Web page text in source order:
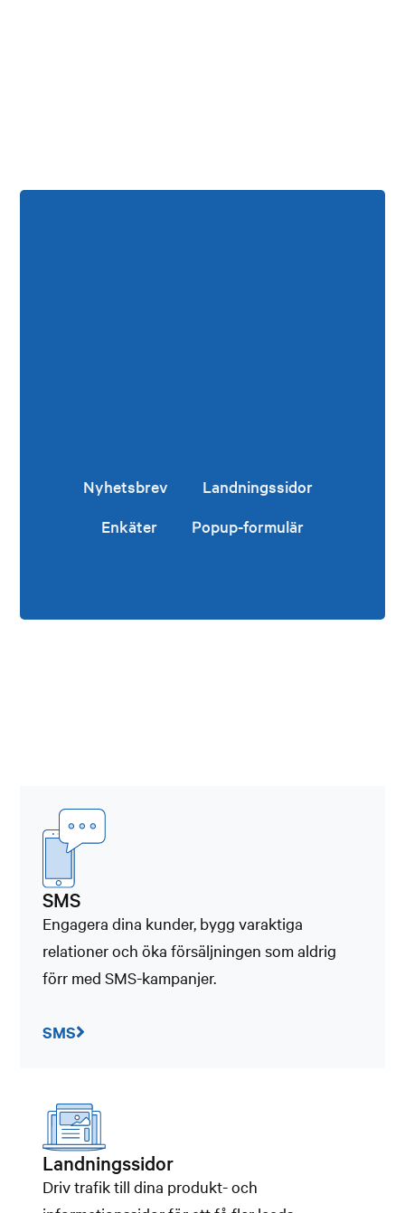
Nyhetsbrev
Landningssidor
Enkäter
Popup-formulär
SMS
Engagera dina kunder, bygg varaktiga
relationer och öka försäljningen som aldrig
förr med SMS-kampanjer.
SMS
Landningssidor
Driv trafik till dina produkt- och